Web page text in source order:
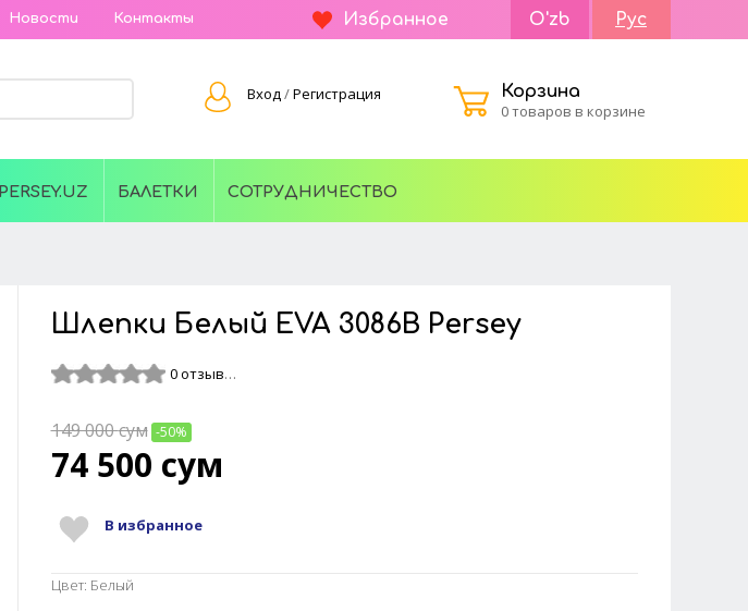
Новости Контакты Избранное O'zb Рус
Вход/Регистрация
Корзина
0 товаров в корзине
PERSEY.UZ БАЛЕТКИ СОТРУДНИЧЕСТВО
Шлепки Белый EVA 3086B Persey
0 отзывов
149 000сум -50%
74 500 сум
В избранное
Цвет: Белый